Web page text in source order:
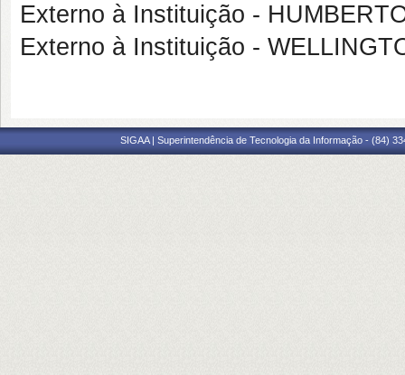
Externo à Instituição -
Externo à Instituição -
SIGAA | Superintendência de Tecnologia da Informação - (84)